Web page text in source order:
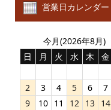
営業日カレンダー
今月(2026年8月)
日
月 火 水 木 金
2
3 4 5 6 7
9
10 11 12 13 14